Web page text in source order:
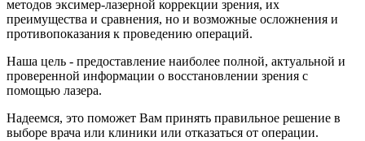
методов эксимер-лазерной коррекции зрения, их
преимущества и сравнения, но и возможные осложнения и
противопоказания к проведению операций.
Наша цель - предоставление наиболее полной, актуальной и
проверенной информации о восстановлении зрения с
помощью лазера.
Надеемся, это поможет Вам принять правильное решение в
выборе врача или клиники или отказаться от операции.